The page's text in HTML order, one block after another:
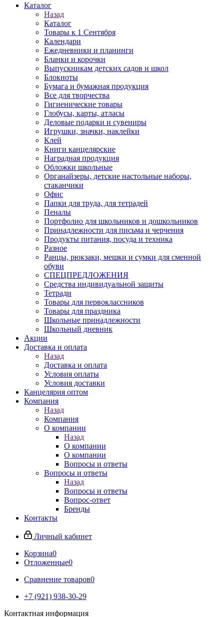
Каталог
Назад
Каталог
Товары к 1 Сентября
Календари
Ежедневники и планинги
Бланки и корочки
Выпускникам детских садов и школ
Блокноты
Бумага и бумажная продукция
Все для творчества
Гигиенические товары
Глобусы, карты, атласы
Деловые подарки и сувениры
Игрушки, значки, наклейки
Клей
Книги канцелярские
Наградная продукция
Обложки школьные
Органайзеры, детские настольные наборы,
стаканчики
Офис
Папки для труда, для тетрадей
Пеналы
Портфолио для школьников и дошкольников
Принадлежности для письма и черчения
Продукты питания, посуда и техника
Разное
Ранцы, рюкзаки, мешки и сумки для сменной
обуви
СПЕЦПРЕДЛОЖЕНИЯ
Средства индивидуальной защиты
Тетради
Товары для первоклассников
Товары для праздника
Школьные принадлежности
Школьный дневник
Акции
Доставка и оплата
Назад
Доставка и оплата
Условия оплаты
Условия доставки
Канцелярия оптом
Компания
Назад
Компания
О компании
Назад
О компании
О компании
Вопросы и ответы
Вопросы и ответы
Назад
Вопросы и ответы
Вопрос-ответ
Бренды
Контакты
Личный кабинет
Корзина0
Отложенные0
Сравнение товаров0
+7 (921) 938-30-29
Контактная информация